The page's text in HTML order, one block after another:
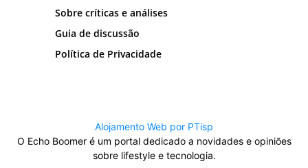
Sobre críticas e análises
Guia de discussão
Política de Privacidade
Alojamento Web por PTisp
O Echo Boomer é um portal dedicado a novidades e opiniões
sobre lifestyle e tecnologia.